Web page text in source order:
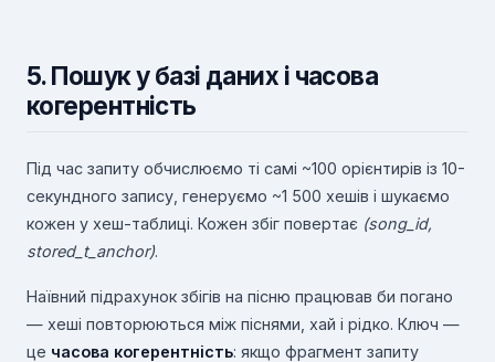
5. Пошук у базі даних і часова
когерентність
Під час запиту обчислюємо ті самі ~100 орієнтирів із 10-
секундного запису, генеруємо ~1 500 хешів і шукаємо
кожен у хеш-таблиці. Кожен збіг повертає (song_id,
stored_t_anchor).
Наївний підрахунок збігів на пісню працював би погано
— хеші повторюються між піснями, хай і рідко. Ключ —
це часова когерентність: якщо фрагмент запиту